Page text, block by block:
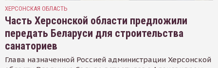
ХЕРСОНСКАЯ ОБЛАСТЬ
Часть Херсонской области предложили
передать Беларуси для строительства
санаториев
Глава назначенной Россией администрации Херсонской